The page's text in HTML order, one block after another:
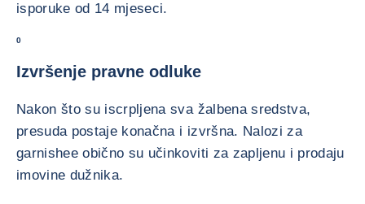
isporuke od 14 mjeseci.
0
Izvršenje pravne odluke
Nakon što su iscrpljena sva žalbena sredstva,
presuda postaje konačna i izvršna. Nalozi za
garnishee obično su učinkoviti za zapljenu i prodaju
imovine dužnika.